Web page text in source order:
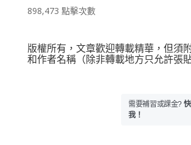
898,473 點擊次數
版權所有，文章歡迎轉載精華，但須
和作者名稱（除非轉載地方只允許張
需要補習或課金?
我！